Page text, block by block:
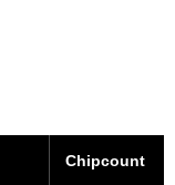
Chipcount